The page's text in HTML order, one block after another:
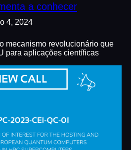
a conhecer
4, 2024
mecanismo revolucionário que
para aplicações científicas